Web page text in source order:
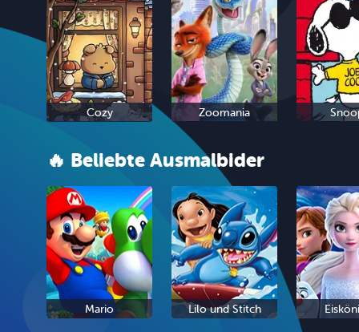
Cozy Zoomania
🔥 Beliebte Ausmalbider
Mario Lilo und Stitch